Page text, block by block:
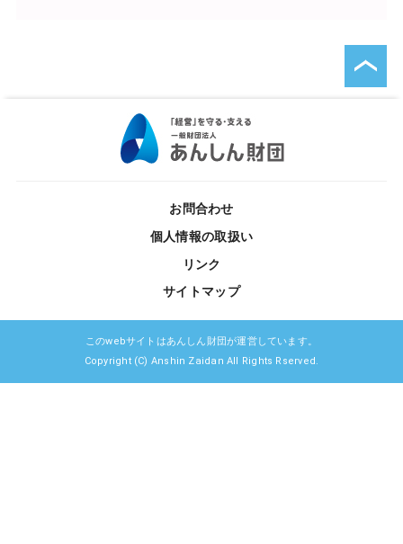
お問合わせ
個人情報の取扱い
リンク
サイトマップ
このwebサイトはあんしん財団が運営しています。
Copyright (C) Anshin Zaidan All Rights Rserved.